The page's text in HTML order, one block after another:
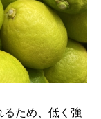
るため、低く強